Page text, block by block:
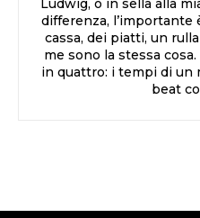
differenza, l’importante
cassa, dei piatti, un
me sono la stessa
in quattro: i tempi di un
beat